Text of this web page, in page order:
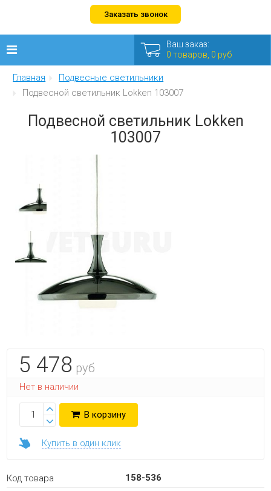
Заказать звонок
Люстры
Распродажа
Мебель
Ваш заказ:
0 товаров, 0 руб
Главная
Подвесные светильники
Подвесной светильник Lokken 103007
Подвесной светильник Lokken
103007
5 478 руб
Нет в наличии
В корзину
Купить в один клик
Код товара
158-536